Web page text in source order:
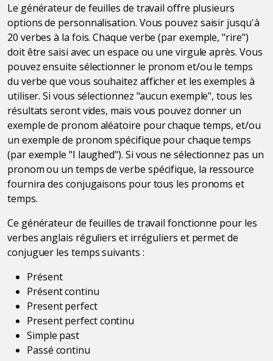
Le générateur de feuilles de travail offre plusieurs
options de personnalisation. Vous pouvez saisir jusqu'à
20 verbes à la fois. Chaque verbe (par exemple, "rire")
doit être saisi avec un espace ou une virgule après. Vous
pouvez ensuite sélectionner le pronom et/ou le temps
du verbe que vous souhaitez afficher et les exemples à
utiliser. Si vous sélectionnez "aucun exemple", tous les
résultats seront vides, mais vous pouvez donner un
exemple de pronom aléatoire pour chaque temps, et/ou
un exemple de pronom spécifique pour chaque temps
(par exemple "I laughed"). Si vous ne sélectionnez pas un
pronom ou un temps de verbe spécifique, la ressource
fournira des conjugaisons pour tous les pronoms et
temps.
Ce générateur de feuilles de travail fonctionne pour les
verbes anglais réguliers et irréguliers et permet de
conjuguer les temps suivants :
Présent
Présent continu
Present perfect
Present perfect continu
Simple past
Passé continu